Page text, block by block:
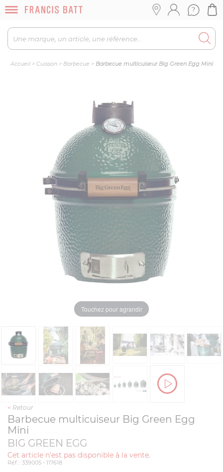
Accueil> Cuisson> Barbecue > Barbecue multicuiseur Big Green Egg Mini
Touchez pour agrandir
< Retour
Barbecue multicuiseur Big Green Egg
Mini
BIG GREEN EGG
Cet article n'est pas disponible à la vente.
Réf. : 339005 - 117618